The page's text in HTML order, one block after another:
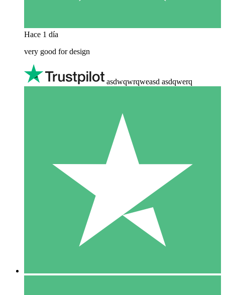
Hace 1 día
very good for design
asdwqwrqweasd asdqwerq